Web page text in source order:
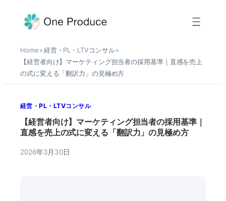
ッ
Home » 経営・PL・LTVコンサル»
【経営者向け】マーケティング担当者の採用基準｜直感を売上
の式に変える「翻訳力」の見極め方
経営・PL・LTVコンサル
【経営者向け】マーケティング担当者の採用基準｜
直感を売上の式に変える「翻訳力」の見極め方
2026年3月30日